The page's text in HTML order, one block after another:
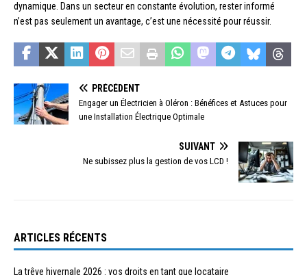
dynamique. Dans un secteur en constante évolution, rester informé
n’est pas seulement un avantage, c’est une nécessité pour réussir.
PRÉCÉDENT
Engager un Électricien à Oléron : Bénéfices et Astuces pour
une Installation Électrique Optimale
SUIVANT
Ne subissez plus la gestion de vos LCD !
ARTICLES RÉCENTS
La trêve hivernale 2026 : vos droits en tant que locataire